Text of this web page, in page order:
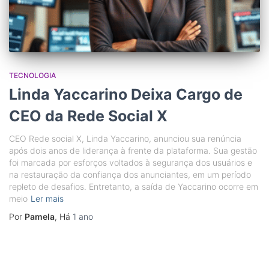
TECNOLOGIA
Linda Yaccarino Deixa Cargo de
CEO da Rede Social X
CEO Rede social X, Linda Yaccarino, anunciou sua renúncia
após dois anos de liderança à frente da plataforma. Sua gestão
foi marcada por esforços voltados à segurança dos usuários e
na restauração da confiança dos anunciantes, em um período
repleto de desafios. Entretanto, a saída de Yaccarino ocorre em
meio Ler mais
Por Pamela, Há 1 ano